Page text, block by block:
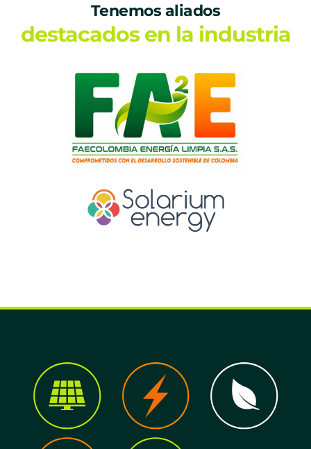
Tenemos aliados
destacados en la industria